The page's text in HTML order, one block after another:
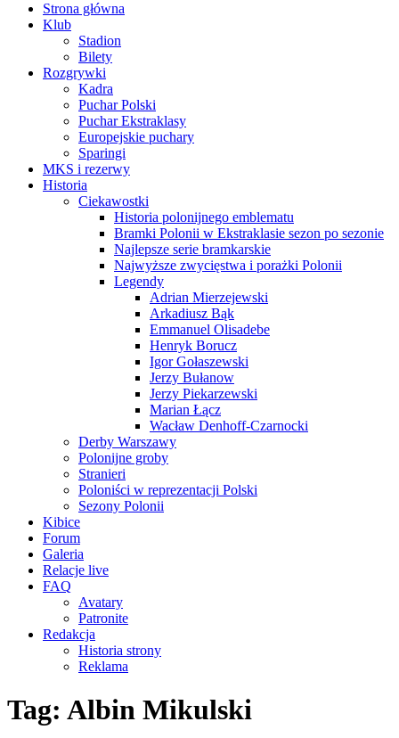
Strona główna
Klub
Stadion
Bilety
Rozgrywki
Kadra
Puchar Polski
Puchar Ekstraklasy
Europejskie puchary
Sparingi
MKS i rezerwy
Historia
Ciekawostki
Historia polonijnego emblematu
Bramki Polonii w Ekstraklasie sezon po sezonie
Najlepsze serie bramkarskie
Najwyższe zwycięstwa i porażki Polonii
Legendy
Adrian Mierzejewski
Arkadiusz Bąk
Emmanuel Olisadebe
Henryk Borucz
Igor Gołaszewski
Jerzy Bułanow
Jerzy Piekarzewski
Marian Łącz
Wacław Denhoff-Czarnocki
Derby Warszawy
Polonijne groby
Stranieri
Poloniści w reprezentacji Polski
Sezony Polonii
Kibice
Forum
Galeria
Relacje live
FAQ
Avatary
Patronite
Redakcja
Historia strony
Reklama
Tag: Albin Mikulski